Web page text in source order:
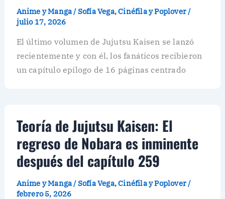
Anime y Manga/Sofía Vega, Cinéfila y Poplover/
julio 17, 2026
El último volumen de Jujutsu Kaisen se lanzó
recientemente y con él, los fanáticos recibieron
un capítulo epílogo de 16 páginas centrado
Teoría de Jujutsu Kaisen: El
regreso de Nobara es inminente
después del capítulo 259
Anime y Manga/Sofía Vega, Cinéfila y Poplover /
febrero 5, 2026